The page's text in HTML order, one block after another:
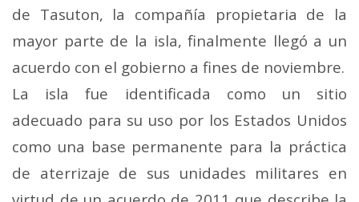
de Tasuton, la compañía propietaria de la
mayor parte de la isla, finalmente llegó a un
acuerdo con el gobierno a fines de noviembre.
La isla fue identificada como un sitio
adecuado para su uso por los Estados Unidos
como una base permanente para la práctica
de aterrizaje de sus unidades militares en